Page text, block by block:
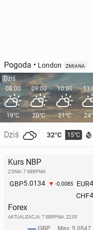
Pogoda • London ZMIANA
Dziś
08:00
19°C
Dziś 32°C 15°C
09:00
20°C
10:00
21°C
Kurs NBP
Z DNIA: 7 SIERPNIA
GBP5.0134 -0.0085 EUR
CHF
Forex
AKTUALIZACJA: 7 SIERPNIA, 22:00